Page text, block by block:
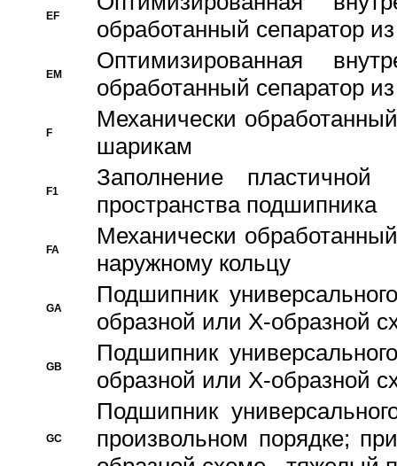
EF
обработанный сепаратор
EM
Оптимизированная
обработанный сепаратор
F
Механически
шарикам
F1
Заполнение
пространства подшипника
FA
Механически
наружному кольцу
GA
Подшипник
образной или Х-образной
GB
Подшипник
образной или Х-образной
GC
Подшипник
произвольном порядке;